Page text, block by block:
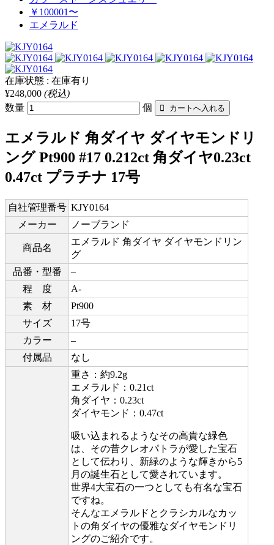
￥100001〜
エメラルド
在庫状態 : 在庫有り
¥248,000 (税込)
数量
個
エメラルド 角ダイヤ ダイヤモンドリ
ング Pt900 #17 0.212ct 角ダイヤ0.23ct
0.47ct プラチナ 17号
自社管理番号 KJY0164
メーカー
ノーブランド
商品名
エメラルド 角ダイヤ ダイヤモンドリン
グ
品番・型番
–
程 度
A-
素 材
Pt900
サイズ
17号
カラー
–
付属品
なし
重さ：約9.2g
エメラルド：0.21ct
角ダイヤ：0.23ct
ダイヤモンド：0.47ct
吸い込まれるようなその高貴な緑色
は、その昔クレオパトラが愛した宝石
として伝わり、新緑のような輝きから5
月の誕生石として愛されています。
世界4大宝石の一つとしても有名な宝石
ですね。
そんなエメラルドとクラシカルなカッ
トの角ダイヤの優雅なダイヤモンドリ
ングのご紹介です。